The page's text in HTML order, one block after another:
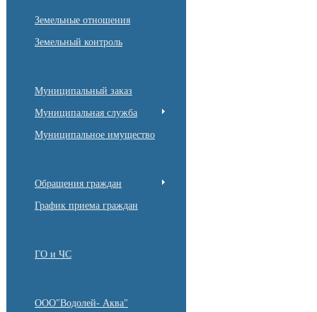
Земельные отношения
Земельный контроль
Муниципальный заказ
Муниципальная служба
Муниципальное имущество
Обращения граждан
График приема граждан
ГО и ЧС
ООО"Водолей- Аква"